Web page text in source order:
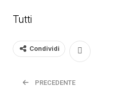
Tutti
Condividi
PRECEDENTE